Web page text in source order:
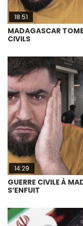
18:51
MADAGASCAR
CIVILS
14:29
GUERRE CIVILE À
S’ENFUIT